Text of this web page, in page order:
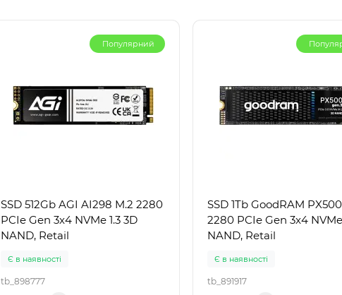
Популярний
SSD 512Gb AGI AI298 M.2 2280
PCIe Gen 3x4 NVMe 1.3 3D
NAND, Retail
Є в наявності
tb_898777
SSD 1Tb GoodRAM
2280 PCIe Gen 3x4
NAND, Retail
Є в наявності
tb_891917